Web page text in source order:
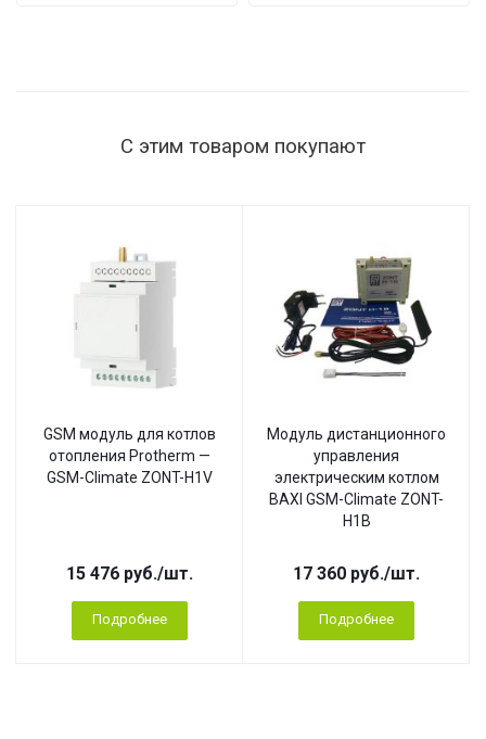
С этим товаром покупают
GSM модуль для котлов
отопления Protherm —
GSM-Climate ZONT-H1V
15 476 руб./шт.
Подробнее
Модуль дистанционного
управления
электрическим котлом
BAXI GSM-Climate ZONT-
H1B
17 360 руб./шт.
Подробнее